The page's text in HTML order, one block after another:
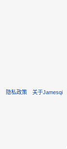
隐私政策 关于Jamesqi